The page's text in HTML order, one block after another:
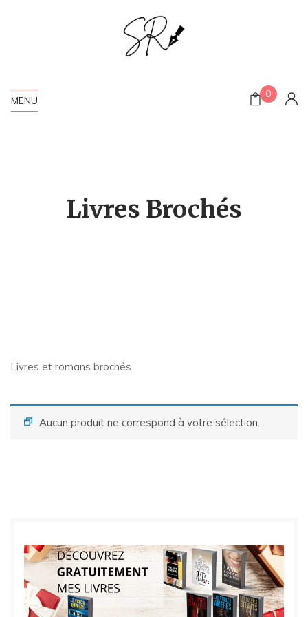
MENU
0
Livres Brochés
Livres et romans brochés
Aucun produit ne correspond à votre sélection.